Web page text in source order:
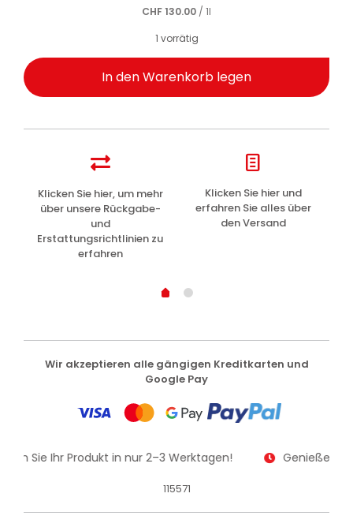
CHF130.00 / 1l
1 vorrätig
In den Warenkorb legen
Klicken Sie hier, um mehr
über unsere Rückgabe-
und
Erstattungsrichtlinien zu
erfahren
Klicken Sie hier und
erfahren Sie alles über
den Versand
Wir akzeptieren alle gängigen Kreditkarten und
Google Pay
Sie Ihr Produkt in nur 2–3 Werktagen! Genießen
115571